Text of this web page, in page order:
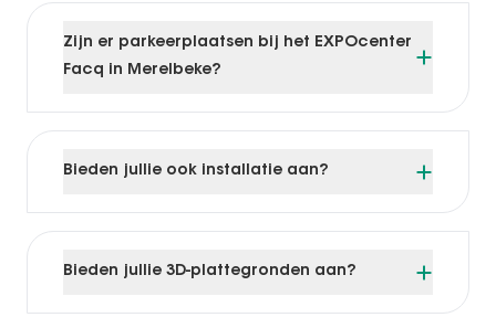
Zijn er parkeerplaatsen bij het EXPOcenter
Facq in Merelbeke?
Bieden jullie ook installatie aan?
Bieden jullie 3D-plattegronden aan?